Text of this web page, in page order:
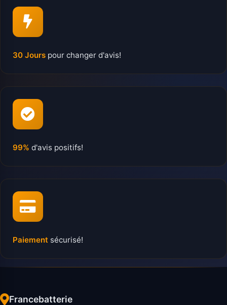
30 Jours pour changer d'avis!
99% d'avis positifs!
Paiement sécurisé!
Francebatterie